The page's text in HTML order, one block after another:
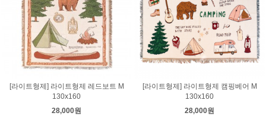
[라이트형제] 라이트형제 레드보트 M
130x160
28,000원
[라이트형제] 라이트형제 캠핑베어 M
130x160
28,000원